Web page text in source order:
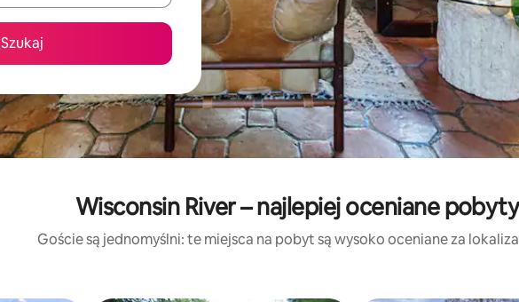
Szukaj
Wisconsin River – najlepiej oceniane
Goście są jednomyślni: te miejsca na pobyt są wysoko oceniane za